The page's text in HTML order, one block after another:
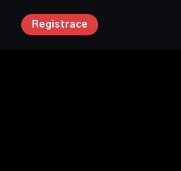
Registrace